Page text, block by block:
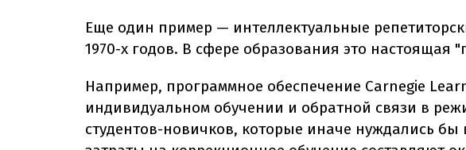
Еще один пример — интеллектуальные
1970-х годов. В сфере образования это настоящая
Например, программное обеспечение Carnegie
индивидуальном обучении и обратной связи в
студентов-новичков, которые иначе нуждались